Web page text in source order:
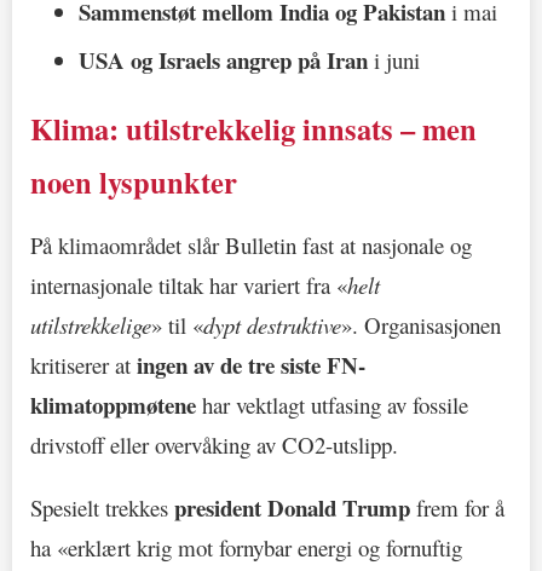
Sammenstøt mellom India og Pakistan i mai
USA og Israels angrep på Iran i juni
Klima: utilstrekkelig innsats – men
noen lyspunkter
På klimaområdet slår Bulletin fast at nasjonale og
internasjonale tiltak har variert fra «helt
utilstrekkelige» til «dypt destruktive». Organisasjonen
kritiserer at ingen av de tre siste FN-
klimatoppmøtene har vektlagt utfasing av fossile
drivstoff eller overvåking av CO2-utslipp.
Spesielt trekkes president Donald Trump frem for å
ha «erklært krig mot fornybar energi og fornuftig